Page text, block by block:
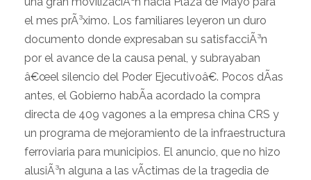
el mes prÃ³ximo. Los familiares leyeron un duro
documento donde expresaban su satisfacciÃ³n
por el avance de la causa penal, y subrayaban
â€œel silencio del Poder Ejecutivoâ€. Pocos dÃ­as
antes, el Gobierno habÃ­a acordado la compra
directa de 409 vagones a la empresa china CRS y
un programa de mejoramiento de la infraestructura
ferroviaria para municipios. El anuncio, que no hizo
alusiÃ³n alguna a las vÃ­ctimas de la tragedia de